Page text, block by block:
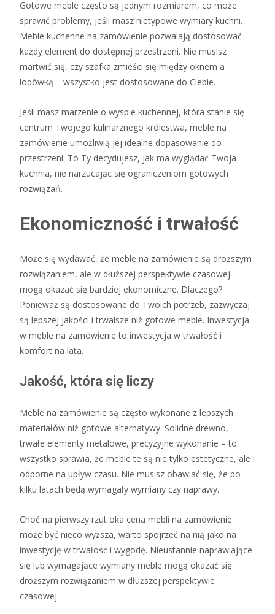
Gotowe meble często są jednym rozmiarem, co może
sprawić problemy, jeśli masz nietypowe wymiary kuchni.
Meble kuchenne na zamówienie pozwalają dostosować
każdy element do dostępnej przestrzeni. Nie musisz
martwić się, czy szafka zmieści się między oknem a
lodówką – wszystko jest dostosowane do Ciebie.
Jeśli masz marzenie o wyspie kuchennej, która stanie się
centrum Twojego kulinarznego królestwa, meble na
zamówienie umożliwią jej idealne dopasowanie do
przestrzeni. To Ty decydujesz, jak ma wyglądać Twoja
kuchnia, nie narzucając się ograniczeniom gotowych
rozwiązań.
Ekonomiczność i trwałość
Może się wydawać, że meble na zamówienie są droższym
rozwiązaniem, ale w dłuższej perspektywie czasowej
mogą okazać się bardziej ekonomiczne. Dlaczego?
Ponieważ są dostosowane do Twoich potrzeb, zazwyczaj
są lepszej jakości i trwalsze niż gotowe meble. Inwestycja
w meble na zamówienie to inwestycja w trwałość i
komfort na lata.
Jakość, która się liczy
Meble na zamówienie są często wykonane z lepszych
materiałów niż gotowe alternatywy. Solidne drewno,
trwałe elementy metalowe, precyzyjne wykonanie – to
wszystko sprawia, że meble te są nie tylko estetyczne, ale i
odporne na upływ czasu. Nie musisz obawiać się, że po
kilku latach będą wymagały wymiany czy naprawy.
Choć na pierwszy rzut oka cena mebli na zamówienie
może być nieco wyższa, warto spojrzeć na nią jako na
inwestycję w trwałość i wygodę. Nieustannie naprawiające
się lub wymagające wymiany meble mogą okazać się
droższym rozwiązaniem w dłuższej perspektywie
czasowej.